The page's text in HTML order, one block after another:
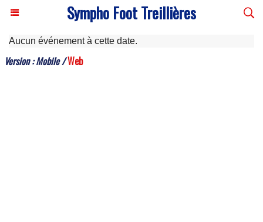
Sympho Foot Treillières
Aucun événement à cette date.
Version :Mobile/Web